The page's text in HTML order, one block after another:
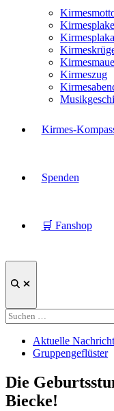
Kirmeszug
Kirmes-
Spenden
🛒 Fanshop
Suche
Suchen
nach:
Veröffentlicht
Aktuelle
Gruppengeflüster
Die
Biecke!